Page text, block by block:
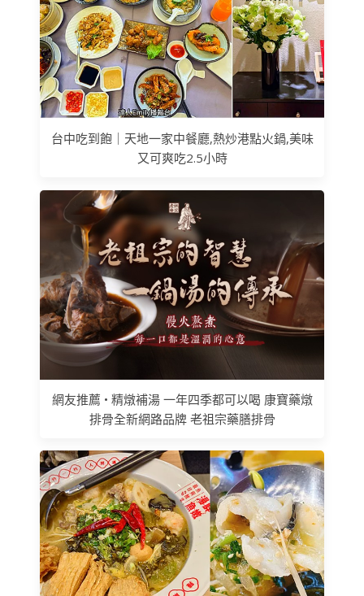
台中吃到飽｜天地一家中餐廳,熱炒港點火鍋,美味
又可爽吃2.5小時
網友推薦 • 精燉補湯 一年四季都可以喝 康寶藥燉
排骨全新網路品牌 老祖宗藥膳排骨